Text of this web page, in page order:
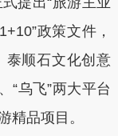
政策文件，
泰顺石文化创意
“乌飞”两大平台
精品项目。